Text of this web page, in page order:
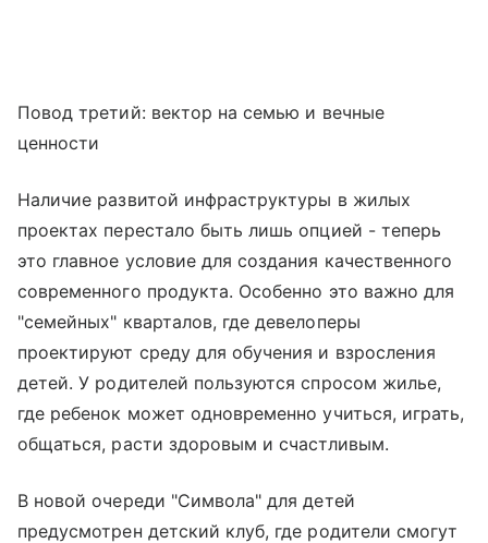
Повод третий: вектор на семью и вечные
ценности
Наличие развитой инфраструктуры в жилых
проектах перестало быть лишь опцией - теперь
это главное условие для создания качественного
современного продукта. Особенно это важно для
"семейных" кварталов, где девелоперы
проектируют среду для обучения и взросления
детей. У родителей пользуются спросом жилье,
где ребенок может одновременно учиться, играть,
общаться, расти здоровым и счастливым.
В новой очереди "Символа" для детей
предусмотрен детский клуб, где родители смогут